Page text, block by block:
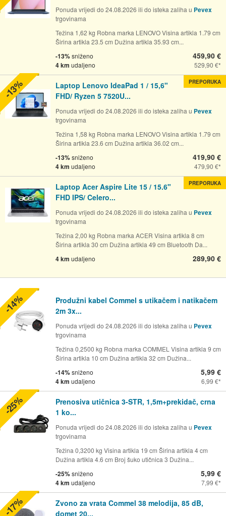
Ponuda vrijedi do 24.08.2026 ili do isteka zaliha u Pevex
trgovinama
Težina 1,62 kg Robna marka LENOVO Visina artikla 1.79 cm
Širina artikla 23.5 cm Dužina artikla 35.93 cm...
-13%sniženo
4 km udaljeno
459,90 €
529,90 €
Laptop Lenovo IdeaPad 1 / 15,6"
FHD/ Ryzen 5 7520U...
Ponuda vrijedi do 24.08.2026 ili do isteka zaliha u Pevex
trgovinama
Težina 1,58 kg Robna marka LENOVO Visina artikla 1.79 cm
Širina artikla 23.6 cm Dužina artikla 36.02 cm...
-13%sniženo
4 km udaljeno
419,90 €
479,90 €
PREPORUKA
-13%
Laptop Acer Aspire Lite 15 / 15.6"
FHD IPS/ Celero...
Ponuda vrijedi do 24.08.2026 ili do isteka zaliha u Pevex
trgovinama
Težina 2,00 kg Robna marka ACER Visina artikla 8 cm
Širina artikla 30 cm Dužina artikla 49 cm Bluetooth Da...
4 km udaljeno 289,90 €
PREPORUKA
Produžni kabel Commel s utikačem i natikačem
2m 3x...
Ponuda vrijedi do 24.08.2026 ili do isteka zaliha u Pevex
trgovinama
Težina 0,2500 kg Robna marka COMMEL Visina artikla 9 cm
Širina artikla 10 cm Dužina artikla 32 cm Dužina...
-14%sniženo
4 km udaljeno
5,99 €
6,99 €
-14%
Prenosiva utičnica 3-STR, 1,5m+prekidač, crna
1 ko...
Ponuda vrijedi do 24.08.2026 ili do isteka zaliha u Pevex
trgovinama
Težina 0,3200 kg Visina artikla 19 cm Širina artikla 4 cm
Dužina artikla 4.6 cm Broj šuko utičnica 3 Dužina...
-25%sniženo
4 km udaljeno
5,99 €
7,99 €
-25%
Zvono za vrata Commel 38 melodija, 85 dB,
domet 20...
-17%